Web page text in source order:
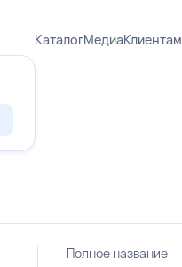
КаталогМедиаКлиентам
Полное название